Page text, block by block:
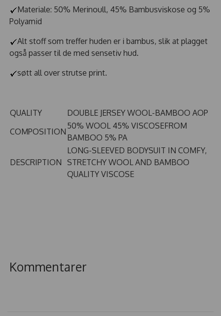
Materiale: 50% Merinoull, 45% Bambusviskose og 5%
Polyamid
Alt stoff som treffer huden er i bambus, slik at plagget
også passer til de med sensetiv hud.
søtt all over strutse print.
QUALITY
DOUBLE JERSEY WOOL-BAMBOO AOP
COMPOSITION
50% WOOL 45% VISCOSEFROM
BAMBOO 5% PA
DESCRIPTION
LONG-SLEEVED BODYSUIT IN COMFY,
STRETCHY WOOL AND BAMBOO
QUALITY VISCOSE
Kommentarer